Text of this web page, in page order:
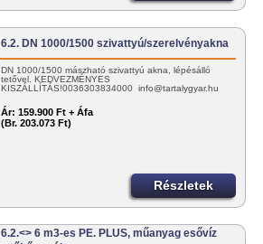
6.2. DN 1000/1500 szivattyú/szerelvényakna
DN 1000/1500 mászható szivattyú akna, lépésálló
tetővel. KEDVEZMÉNYES
KISZÁLLÍTÁS!0036303834000 info@tartalygyar.hu
Ár: 159.900 Ft + Áfa
(Br. 203.073 Ft)
Részletek
6.2.<> 6 m3-es PE. PLUS, műanyag esővíz